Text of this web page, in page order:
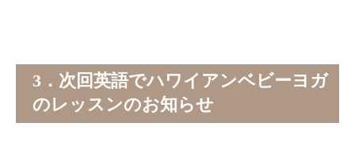
3．次回英語でハワイアンベビーヨガ
のレッスンのお知らせ